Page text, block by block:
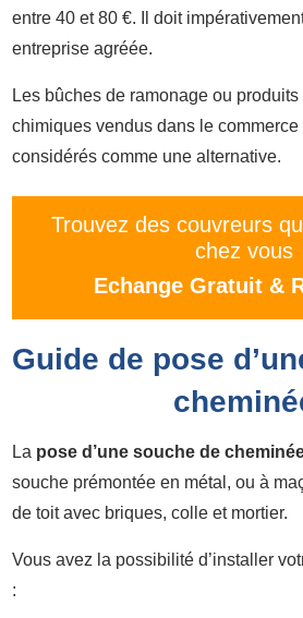
entre 40 et 80 €. Il doit
entreprise agréée.
Les bûches de ramonage ou
chimiques vendus dans le commerce
considérés comme une alternative.
Trouvez des couvreurs
chez vous
Echange Gratuit &
Guide de pose
La pose d’une souche de
souche prémontée en métal, ou à
de toit avec briques, colle et mortier.
Vous avez la possibilité d’installer
: